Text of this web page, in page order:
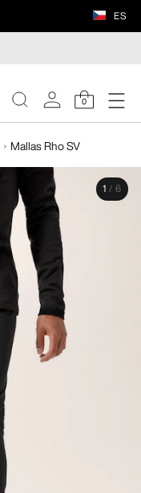
ES
0
Mallas Rho SV
1 / 6